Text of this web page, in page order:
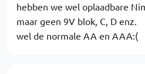
hebben we wel oplaadbare
maar geen 9V blok, C, D enz.
wel de normale AA en AAA:(